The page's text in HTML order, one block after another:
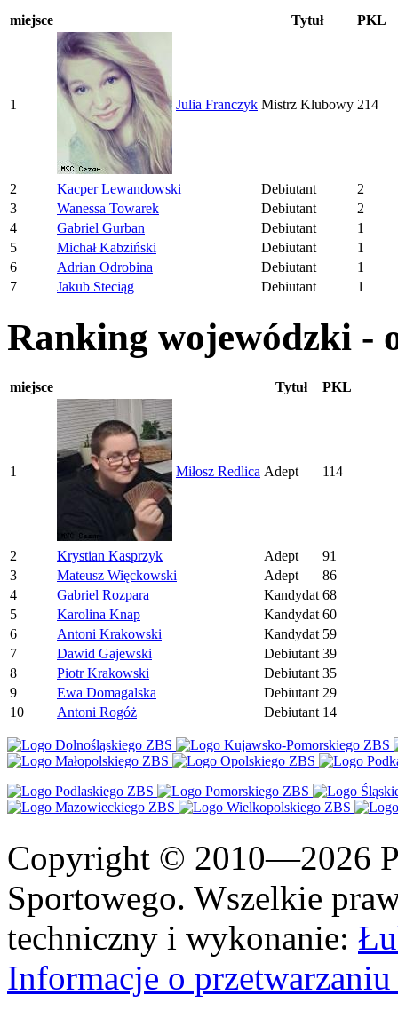
miejsce Tytuł PKL
1 Julia Franczyk Mistrz Klubowy 214
2 Kacper Lewandowski Debiutant
2
3
Wanessa Towarek Debiutant
2
4
Gabriel Gurban Debiutant
1
5
Michał Kabziński Debiutant
1
6
Adrian Odrobina Debiutant
1
7
Jakub Steciąg Debiutant 1
Ranking wojewódzki -
miejsce Tytuł PKL
1 Miłosz Redlica Adept 114
2 Krystian Kasprzyk Adept
91
3
Mateusz Więckowski Adept
86
4
Gabriel Rozpara Kandydat 68
5
Karolina Knap Kandydat 60
6
Antoni Krakowski Kandydat 59
7
Dawid Gajewski Debiutant 39
8
Piotr Krakowski Debiutant 35
9
Ewa Domagalska Debiutant 29
10
Antoni Rogóż Debiutant 14
Copyright © 2010—2026
Sportowego. Wszelkie
techniczny i wykonanie:
Informacje o